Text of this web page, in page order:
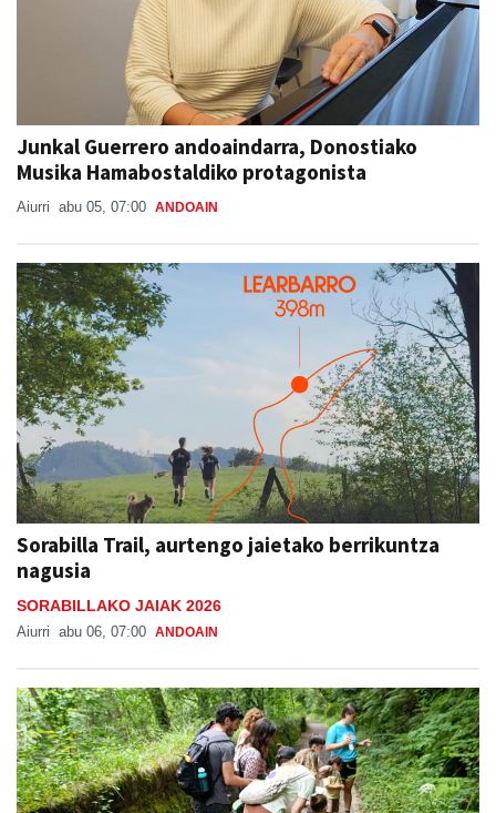
Junkal Guerrero andoaindarra, Donostiako
Musika Hamabostaldiko protagonista
Aiurri abu 05, 07:00 ANDOAIN
Sorabilla Trail, aurtengo jaietako berrikuntza
nagusia
SORABILLAKO JAIAK 2026
Aiurri abu 06, 07:00 ANDOAIN